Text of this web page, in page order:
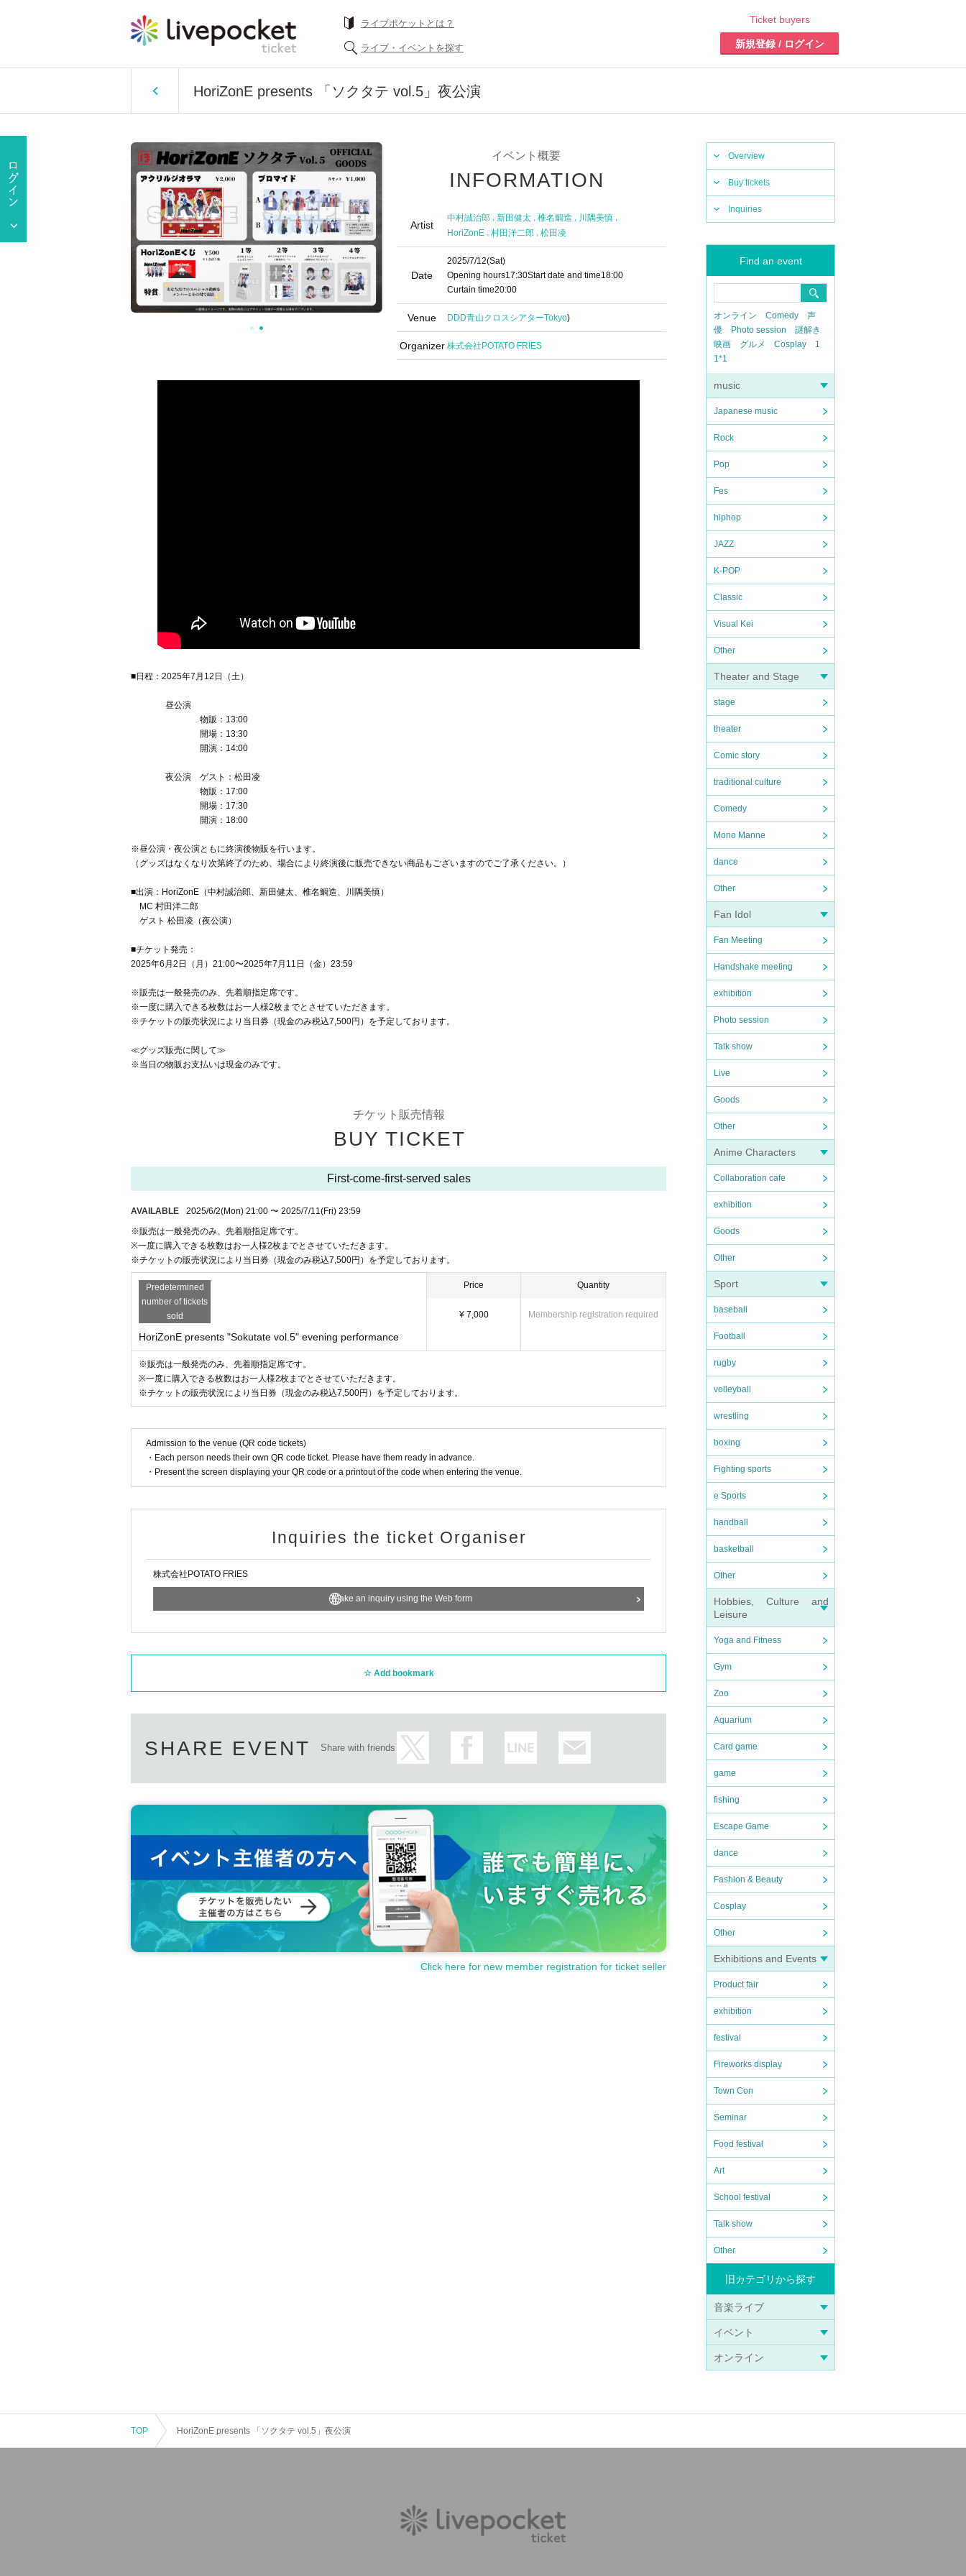
ライブポケットとは？
ライブ・イベントを探す
Ticket buyers
新規登録 / ログイン
HoriZonE presents 「ソクタテ vol.5」夜公演
Overview
Buy tickets
Inquiries
Find an event
オンライン Comedy
声
優
Photo session
謎解き
映画
グルメ Cosplay
1
1*1
music
Japanese music
Rock
Pop
Fes
hiphop
JAZZ
K-POP
Classic
Visual Kei
Other
Theater and Stage
stage
theater
Comic story
traditional culture
Comedy
Mono Manne
dance
Other
Fan Idol
Fan Meeting
Handshake meeting
exhibition
Photo session
Talk show
Live
Goods
Other
Anime Characters
Collaboration cafe
exhibition
Goods
Other
Sport
baseball
Football
rugby
volleyball
wrestling
boxing
Fighting sports
e Sports
handball
basketball
Other
Hobbies, Culture and
Leisure
Yoga and Fitness
Gym
Zoo
Aquarium
Card game
game
fishing
Escape Game
dance
Fashion & Beauty
Cosplay
Other
Exhibitions and Events
Product fair
exhibition
festival
Fireworks display
Town Con
Seminar
Food festival
Art
School festival
Talk show
Other
旧カテゴリから探す
音楽ライブ
イベント
オンライン
イベント概要
INFORMATION
Artist
中村誠治郎 , 新田健太 , 椎名鯛造 , 川隅美慎 ,
HoriZonE , 村田洋二郎 , 松田凌
Date
2025/7/12(Sat)
Opening hours17:30Start date and time18:00
Curtain time20:00
Venue DDD青山クロスシアターTokyo)
Organizer 株式会社POTATO FRIES
■日程：2025年7月12日（土）
昼公演
物販：13:00
開場：13:30
開演：14:00
夜公演 ゲスト：松田凌
物販：17:00
開場：17:30
開演：18:00
※昼公演・夜公演ともに終演後物販を行います。
（グッズはなくなり次第終了のため、場合により終演後に販売できない商品もございますのでご了承ください。）
■出演：HoriZonE（中村誠治郎、新田健太、椎名鯛造、川隅美慎）
MC 村田洋二郎
ゲスト 松田凌（夜公演）
■チケット発売：
2025年6月2日（月）21:00〜2025年7月11日（金）23:59
※販売は一般発売のみ、先着順指定席です。
※一度に購入できる枚数はお一人様2枚までとさせていただきます。
※チケットの販売状況により当日券（現金のみ税込7,500円）を予定しております。
≪グッズ販売に関して≫
※当日の物販お支払いは現金のみです。
チケット販売情報
BUY TICKET
First-come-first-served sales
AVAILABLE 2025/6/2(Mon) 21:00 〜 2025/7/11(Fri) 23:59
※販売は一般発売のみ、先着順指定席です。
※一度に購入できる枚数はお一人様2枚までとさせていただきます。
※チケットの販売状況により当日券（現金のみ税込7,500円）を予定しております。
Predetermined
number of tickets
sold
HoriZonE presents "Sokutate vol.5" evening performance
Price
¥ 7,000
Quantity
Membership registration required
※販売は一般発売のみ、先着順指定席です。
※一度に購入できる枚数はお一人様2枚までとさせていただきます。
※チケットの販売状況により当日券（現金のみ税込7,500円）を予定しております。
Admission to the venue (QR code tickets)
・Each person needs their own QR code ticket. Please have them ready in advance.
・Present the screen displaying your QR code or a printout of the code when entering the venue.
Inquiries the ticket Organiser
株式会社POTATO FRIES
Make an inquiry using the Web form
Add bookmark
SHARE EVENT Share with friends
Click here for new member registration for ticket seller
TOP HoriZonE presents 「ソクタテ vol.5」夜公演